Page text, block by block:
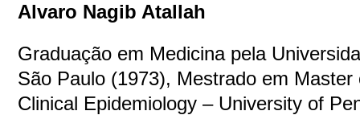
Alvaro Nagib Atallah
Graduação em Medicina pela
São Paulo (1973), Mestrado em Master
Clinical Epidemiology – University of